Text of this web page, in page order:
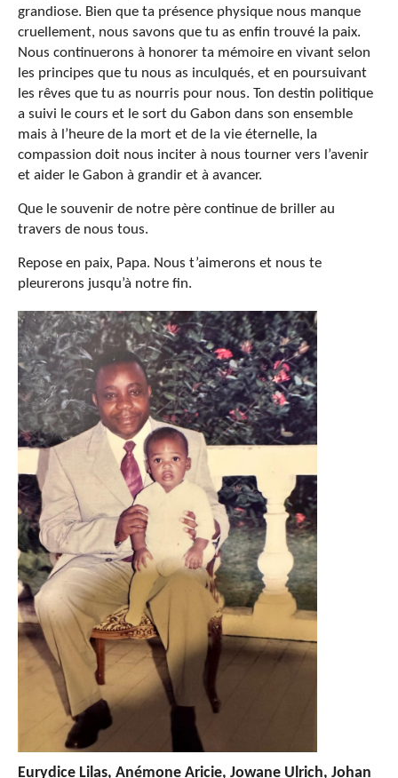
grandiose. Bien que ta présence physique nous manque
cruellement, nous savons que tu as enfin trouvé la paix.
Nous continuerons à honorer ta mémoire en vivant selon
les principes que tu nous as inculqués, et en poursuivant
les rêves que tu as nourris pour nous. Ton destin politique
a suivi le cours et le sort du Gabon dans son ensemble
mais à l’heure de la mort et de la vie éternelle, la
compassion doit nous inciter à nous tourner vers l’avenir
et aider le Gabon à grandir et à avancer.
Que le souvenir de notre père continue de briller au
travers de nous tous.
Repose en paix, Papa. Nous t’aimerons et nous te
pleurerons jusqu’à notre fin.
Eurydice Lilas, Anémone Aricie, Jowane Ulrich, Johan